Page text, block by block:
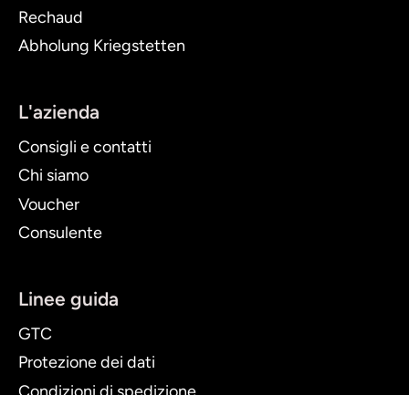
Rechaud
Abholung Kriegstetten
L'azienda
Consigli e contatti
Chi siamo
Voucher
Consulente
Linee guida
GTC
Protezione dei dati